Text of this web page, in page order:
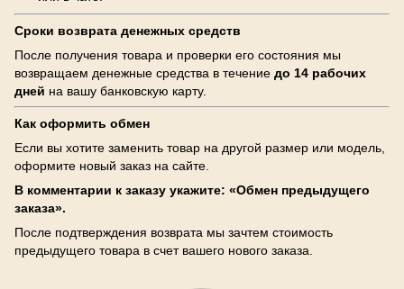
Сроки возврата денежных средств
После получения товара и проверки его состояния мы
возвращаем денежные средства в течение до 14 рабочих
дней на вашу банковскую карту.
Как оформить обмен
Если вы хотите заменить товар на другой размер или модель,
оформите новый заказ на сайте.
В комментарии к заказу укажите: «Обмен предыдущего
заказа».
После подтверждения возврата мы зачтем стоимость
предыдущего товара в счет вашего нового заказа.